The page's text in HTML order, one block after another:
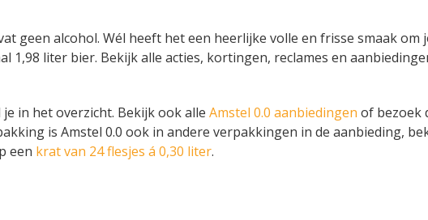
geen alcohol. Wél heeft het een heerlijke volle en frisse smaak
1,98 liter bier. Bekijk alle acties, kortingen, reclames en
in het overzicht. Bekijk ook alle Amstel 0.0 aanbiedingen of bezoek
is Amstel 0.0 ook in andere verpakkingen in de aanbieding,
een krat van 24 flesjes á 0,30 liter.